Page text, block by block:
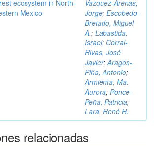
ecosystem in North-
Mexico
Vazquez-Arenas,
Jorge; Escobedo-
Bretado, Miguel
A.; Labastida,
Israel; Corral-
Rivas, José
Javier;Aragón-
Piña, Antonio;
Armienta, Ma.
Aurora; Ponce-
Peña, Patricia;
Lara, René H.
relacionadas